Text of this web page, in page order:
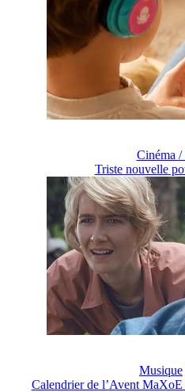
Cinéma
Triste nouvelle
Musique
Calendrier de l’Avent